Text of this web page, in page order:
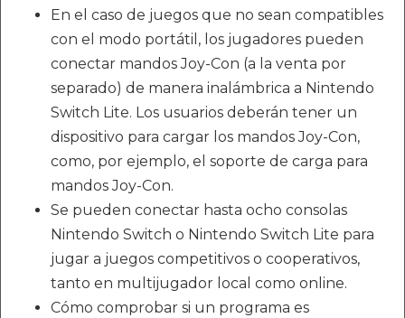
En el caso de juegos que no sean compatibles
con el modo portátil, los jugadores pueden
conectar mandos Joy-Con (a la venta por
separado) de manera inalámbrica a Nintendo
Switch Lite. Los usuarios deberán tener un
dispositivo para cargar los mandos Joy-Con,
como, por ejemplo, el soporte de carga para
mandos Joy-Con.
Se pueden conectar hasta ocho consolas
Nintendo Switch o Nintendo Switch Lite para
jugar a juegos competitivos o cooperativos,
tanto en multijugador local como online.
Cómo comprobar si un programa es